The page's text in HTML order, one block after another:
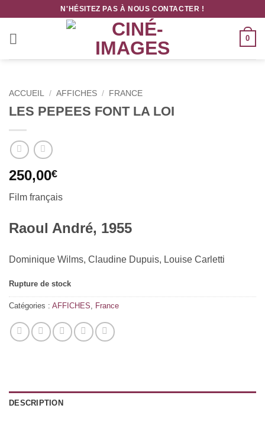
contenu
N'HÉSITEZ PAS À NOUS CONTACTER !
0
ACCUEIL / AFFICHES / FRANCE
LES PEPEES FONT LA LOI
250,00€
Film français
Raoul André, 1955
Dominique Wilms, Claudine Dupuis, Louise Carletti
Rupture de stock
Catégories : AFFICHES France
DESCRIPTION